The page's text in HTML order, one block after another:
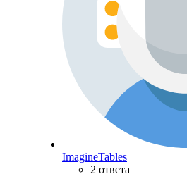
ImagineTables
2 ответа